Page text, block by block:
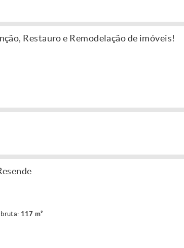
Restauro e Remodelação de imóveis!
117 m²